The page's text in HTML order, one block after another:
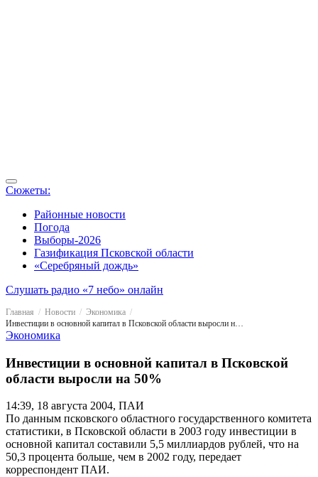
Сюжеты:
Районные новости
Погода
Выборы-2026
Газификация Псковской области
«Серебряный дождь»
Слушать радио «7 небо» онлайн
Главная Новости
Экономика
Инвестиции в основной капитал в Псковской области выросли на 50%
Экономика
Инвестиции в основной капитал в Псковской
области выросли на 50%
14:39, 18 августа 2004, ПАИ
По данным псковского областного государственного комитета
статистики, в Псковской области в 2003 году инвестиции в
основной капитал составили 5,5 миллиардов рублей, что на
50,3 процента больше, чем в 2002 году, передает
корреспондент ПАИ.